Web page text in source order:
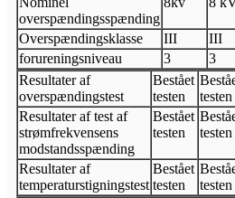
overspændingsspænding
Overspændingsklasse III III
forureningsniveau
3 3
Resultater af
overspændingstest
Bestået
testen
testen
Resultater af test af
strømfrekvensens
modstandsspænding
Bestået
testen
testen
Resultater af
temperaturstigningstest
Bestået
testen
testen